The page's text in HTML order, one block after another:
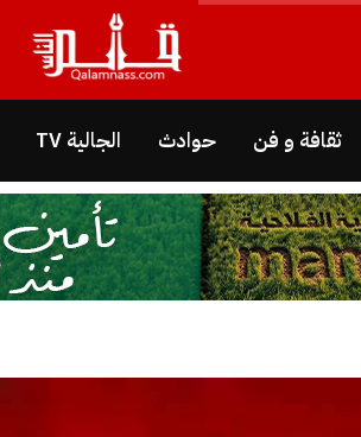
ثقافة و فن حوادث الجالية TV